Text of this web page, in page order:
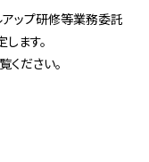
ップ研修等業務委託
ます。
ださい。